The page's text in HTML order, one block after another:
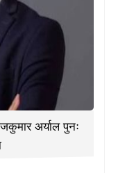
अर्याल पुनः